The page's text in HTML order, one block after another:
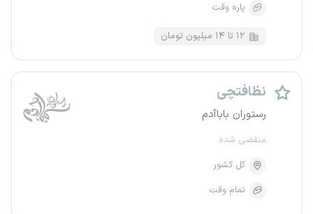
پاره وقت
۱۲ تا ۱۴ میلیون تومان
نظافتچی
رستوران باباآدم
منقضی شده
کل کشور
تمام وقت